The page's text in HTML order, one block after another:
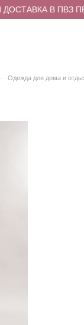
В ПВЗ
Одежда для дома и